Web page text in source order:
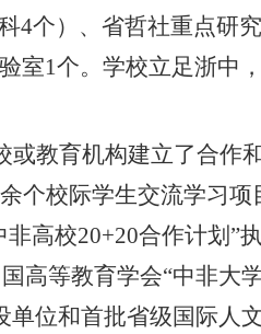
4个） 、省哲社重点研
室1个。学校立足浙中
或教育机构建立了合作
余个校际学生交流学习项
非高校20+20合作计划”
高等教育学会“中非大
单位和首批省级国际人